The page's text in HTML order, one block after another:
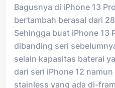
Bagusnya di iPhone 13
bertambah berasal dari
Sehingga buat iPhone 13
dibanding seri
selain kapasitas baterai
dari seri iPhone 12
stainless yang ada di-